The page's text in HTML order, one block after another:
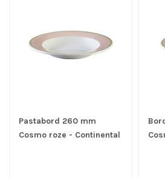
Pastabord 260 mm
Cosmo roze - Continental